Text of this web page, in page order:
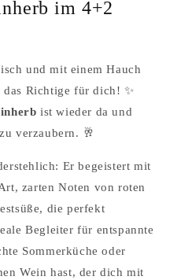
im 4+2
und mit einem Hauch
das Richtige für dich! ✨
ist wieder da und
verzaubern. 🥂
Er begeistert mit
zarten Noten von roten
die perfekt
Begleiter für entspannte
Sommerküche oder
Wein hast, der dich mit